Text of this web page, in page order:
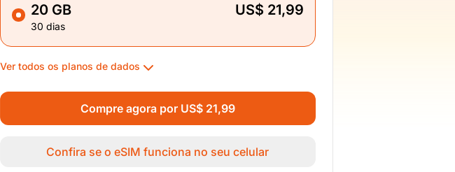
20 GB
30 dias
US$ 21,99
Ver todos os planos de dados
Compre agora por US$ 21,99
Confira se o eSIM funciona no seu celular